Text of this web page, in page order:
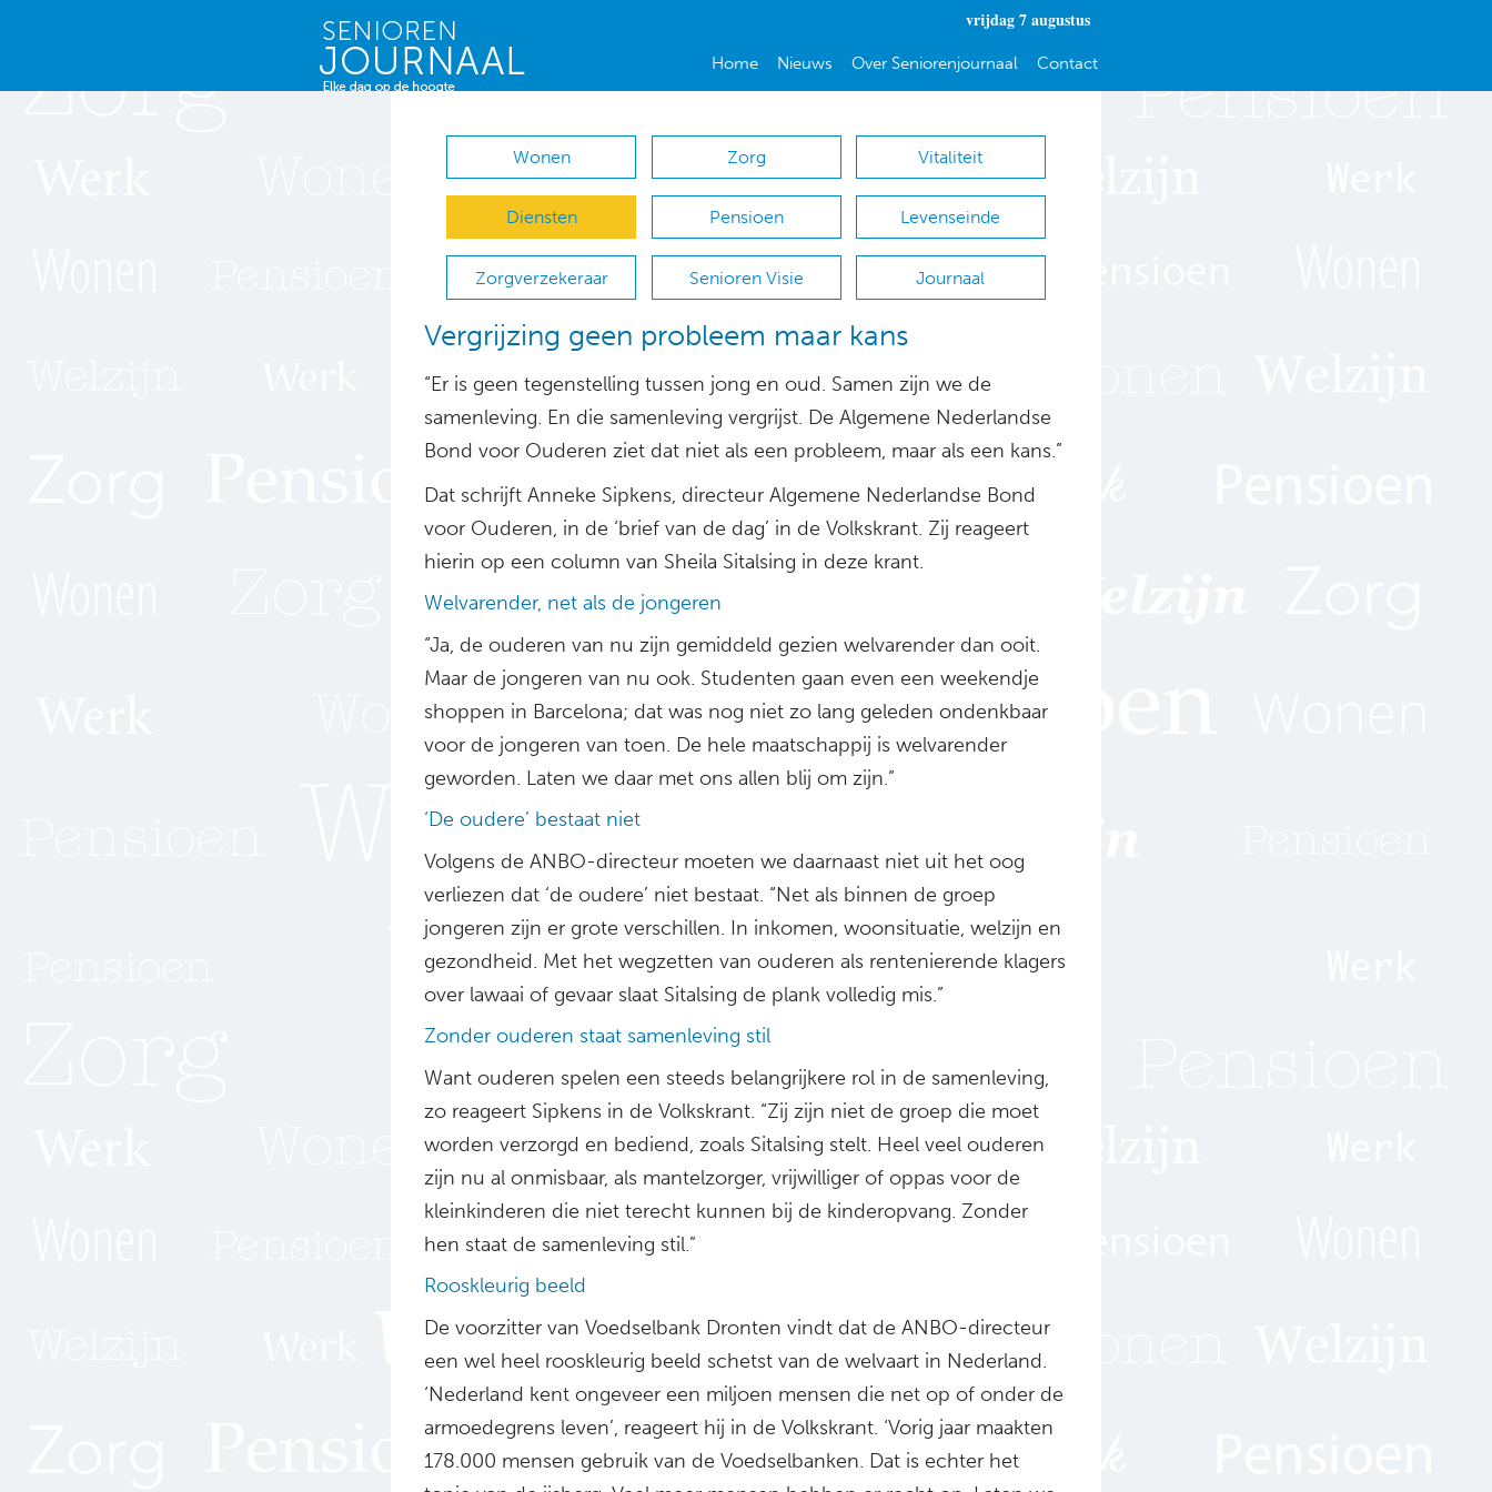
vrijdag 7 augustus
Home Nieuws Over Seniorenjournaal Contact
Wonen Zorg Vitaliteit
Diensten Pensioen Levenseinde
Zorgverzekeraar Senioren Visie Journaal
Vergrijzing geen probleem maar kans
“Er is geen tegenstelling tussen jong en oud. Samen zijn we de
samenleving. En die samenleving vergrijst. De Algemene Nederlandse
Bond voor Ouderen ziet dat niet als een probleem, maar als een kans.”
Dat schrijft Anneke Sipkens, directeur Algemene Nederlandse Bond
voor Ouderen, in de ‘brief van de dag’ in de Volkskrant. Zij reageert
hierin op een column van Sheila Sitalsing in deze krant.
Welvarender, net als de jongeren
“Ja, de ouderen van nu zijn gemiddeld gezien welvarender dan ooit.
Maar de jongeren van nu ook. Studenten gaan even een weekendje
shoppen in Barcelona; dat was nog niet zo lang geleden ondenkbaar
voor de jongeren van toen. De hele maatschappij is welvarender
geworden. Laten we daar met ons allen blij om zijn.”
‘De oudere’ bestaat niet
Volgens de ANBO-directeur moeten we daarnaast niet uit het oog
verliezen dat ‘de oudere’ niet bestaat. “Net als binnen de groep
jongeren zijn er grote verschillen. In inkomen, woonsituatie, welzijn en
gezondheid. Met het wegzetten van ouderen als rentenierende klagers
over lawaai of gevaar slaat Sitalsing de plank volledig mis.”
Zonder ouderen staat samenleving stil
Want ouderen spelen een steeds belangrijkere rol in de samenleving,
zo reageert Sipkens in de Volkskrant. “Zij zijn niet de groep die moet
worden verzorgd en bediend, zoals Sitalsing stelt. Heel veel ouderen
zijn nu al onmisbaar, als mantelzorger, vrijwilliger of oppas voor de
kleinkinderen die niet terecht kunnen bij de kinderopvang. Zonder
hen staat de samenleving stil.”
Rooskleurig beeld
De voorzitter van Voedselbank Dronten vindt dat de ANBO-directeur
een wel heel rooskleurig beeld schetst van de welvaart in Nederland.
‘Nederland kent ongeveer een miljoen mensen die net op of onder de
armoedegrens leven’, reageert hij in de Volkskrant. ‘Vorig jaar maakten
178.000 mensen gebruik van de Voedselbanken. Dat is echter het